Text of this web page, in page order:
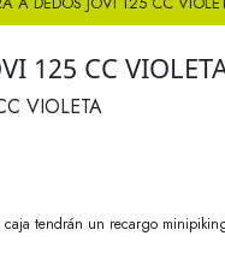
125 CC
VIOLETA
tendrán un recargo